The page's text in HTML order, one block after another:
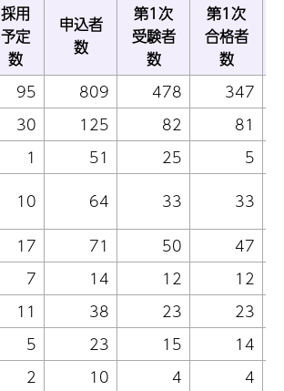
採用
予定
数
申込者
数
第1次
受験者
数
第1次
合格者
数
95 809 478
347
30 125 82
81
1 51 25
5
10 64 33
33
17 71 50
47
7 14 12
12
11 38 23
23
5 23 15
14
2 10 4
4